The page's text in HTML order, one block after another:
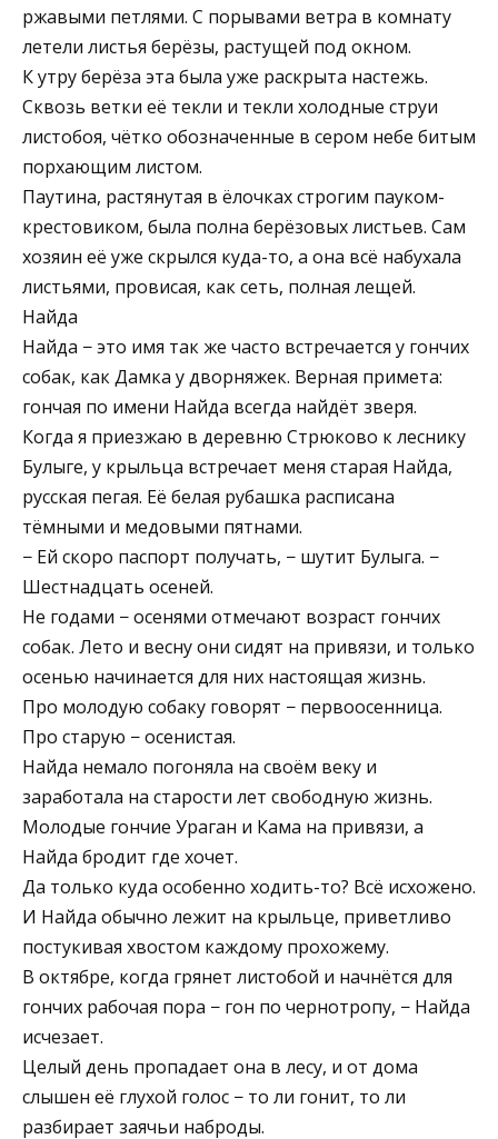
ржавыми петлями. С порывами ветра в комнату
летели листья берёзы, растущей под окном.
К утру берёза эта была уже раскрыта настежь.
Сквозь ветки её текли и текли холодные струи
листобоя, чётко обозначенные в сером небе битым
порхающим листом.
Паутина, растянутая в ёлочках строгим пауком-
крестовиком, была полна берёзовых листьев. Сам
хозяин её уже скрылся куда-то, а она всё набухала
листьями, провисая, как сеть, полная лещей.
Найда
Найда − это имя так же часто встречается у гончих
собак, как Дамка у дворняжек. Верная примета:
гончая по имени Найда всегда найдёт зверя.
Когда я приезжаю в деревню Стрюково к леснику
Булыге, у крыльца встречает меня старая Найда,
русская пегая. Её белая рубашка расписана
тёмными и медовыми пятнами.
− Ей скоро паспорт получать, − шутит Булыга. −
Шестнадцать осеней.
Не годами − осенями отмечают возраст гончих
собак. Лето и весну они сидят на привязи, и только
осенью начинается для них настоящая жизнь.
Про молодую собаку говорят − первоосенница.
Про старую − осенистая.
Найда немало погоняла на своём веку и
заработала на старости лет свободную жизнь.
Молодые гончие Ураган и Кама на привязи, а
Найда бродит где хочет.
Да только куда особенно ходить-то? Всё исхожено.
И Найда обычно лежит на крыльце, приветливо
постукивая хвостом каждому прохожему.
В октябре, когда грянет листобой и начнётся для
гончих рабочая пора − гон по чернотропу, − Найда
исчезает.
Целый день пропадает она в лесу, и от дома
слышен её глухой голос − то ли гонит, то ли
разбирает заячьи наброды.